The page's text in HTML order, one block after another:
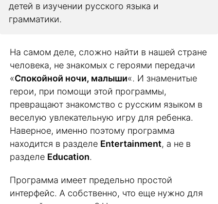
детей в изучении русского языка и
грамматики.
На самом деле, сложно найти в нашей стране
человека, не знакомых с героями передачи
«Спокойной ночи, малыши«. И знаменитые
герои, при помощи этой программы,
превращают знакомство с русским языком в
веселую увлекательную игру для ребенка.
Наверное, именно поэтому программа
находится в разделе Entertainment, а не в
разделе Education.
Программа имеет предельно простой
интерфейс. А собственно, что еще нужно для